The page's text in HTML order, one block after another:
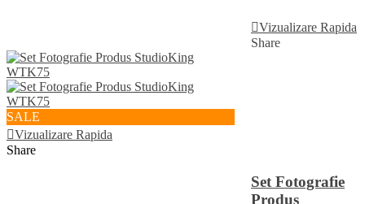
Vizualizare Rapida
Share
SALE
Vizualizare Rapida
Share
Set Fotografie
Produs